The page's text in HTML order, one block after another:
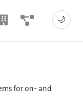
🌙
for on- and